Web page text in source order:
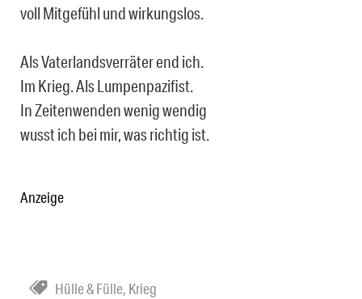
voll Mitgefühl und wirkungslos.
Als Vaterlandsverräter end ich.
Im Krieg. Als Lumpenpazifist.
In Zeitenwenden wenig wendig
wusst ich bei mir, was richtig ist.
Anzeige
Hülle & Fülle, Krieg